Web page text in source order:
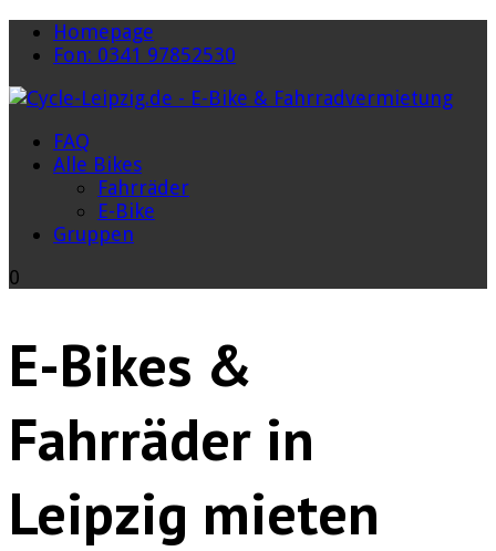
Homepage
Fon: 0341 97852530
FAQ
Alle Bikes
Fahrräder
E-Bike
Gruppen
0
E-Bikes &
Fahrräder in
Leipzig mieten